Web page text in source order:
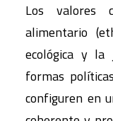
Los valores
alimentario
ecológica y la
formas
configuren en